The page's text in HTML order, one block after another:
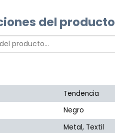
del producto
Tendencia
Negro
Metal, Textil